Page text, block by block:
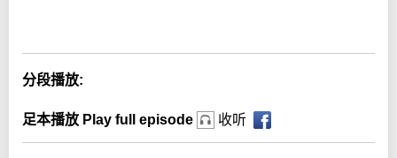
分段播放:
足本播放 Play full episode 收听